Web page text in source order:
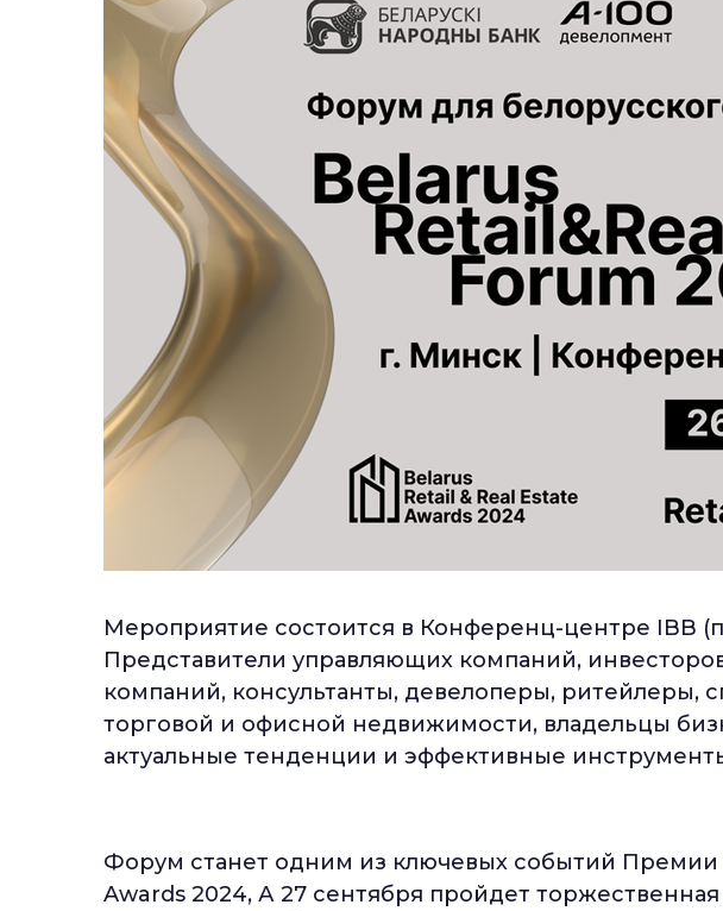
Мероприятие состоится в Конференц-центре IBB
Представители управляющих компаний,
компаний, консультанты, девелоперы, ритейлеры,
торговой и офисной недвижимости, владельцы
актуальные тенденции и эффективные
Форум станет одним из ключевых событий Премии
Awards 2024, А 27 сентября пройдет